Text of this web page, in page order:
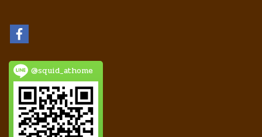
@squid_athome